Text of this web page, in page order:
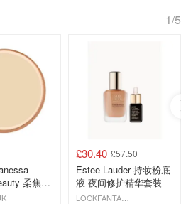
1/5
柔焦美
£30.40 £57.50
Estee Lauder 持妆粉底
液 夜间修护精华套装
LOOKFANTASTIC.COM